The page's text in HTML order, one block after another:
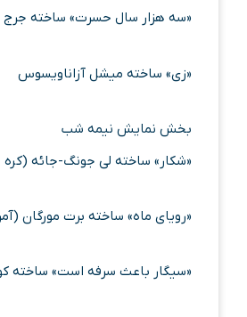
«سه هزار سال حسرت» ساخته جرج
«زی» ساخته میشل آزاناویسوس
بخش نمایش نیمه شب
«شکار» ساخته لی جونگ-جائه
«رویای ماه» ساخته برت مورگان
«سیگار باعث سرفه است» ساخته